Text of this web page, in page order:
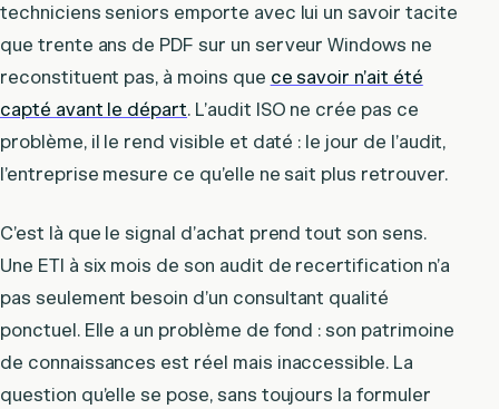
techniciens seniors emporte avec lui un savoir tacite
que trente ans de PDF sur un serveur Windows ne
reconstituent pas, à moins que ce savoir n’ait été
capté avant le départ. L’audit ISO ne crée pas ce
problème, il le rend visible et daté : le jour de l’audit,
l’entreprise mesure ce qu’elle ne sait plus retrouver.
C’est là que le signal d’achat prend tout son sens.
Une ETI à six mois de son audit de recertification n’a
pas seulement besoin d’un consultant qualité
ponctuel. Elle a un problème de fond : son patrimoine
de connaissances est réel mais inaccessible. La
question qu’elle se pose, sans toujours la formuler